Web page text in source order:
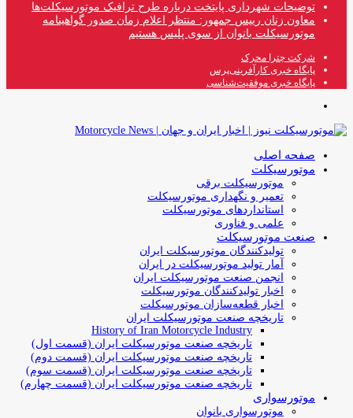
توضیحات شهرداری پایتخت درباره طرح ترافیک موتورسیکلت‌ها
معاون زنان رییس جمهور: منتظر اعلام زمان صدور گواهینامه
موتورسیکلت بانوان از سوی پلیس هستیم
شرکت چترا محرک
پایگاه خبری کارآفرینی‌پرس
پایگاه خبری موفقیت‌شناسی
صفحه اصلی
موتورسیکلت
موتورسیکلت برقی
تعمیر و نگهداری موتورسیکلت
استانداردهای موتورسیکلت
علمی و فناوری
صنعت موتورسیکلت
تولیدکنندگان موتورسیکلت ایران
آمار تولید موتورسیکلت در ایران
انجمن صنعت موتورسیکلت ایران
اخبار تولیدکنندگان موتورسیکلت
اخبار قطعه‌سازان موتورسیکلت
تاریخچه صنعت موتورسیکلت ایران
History of Iran Motorcycle Industry
تاریخچه صنعت موتورسیکلت ایران (قسمت اول)
تاریخچه صنعت موتورسیکلت ایران (قسمت دوم)
تاریخچه صنعت موتورسیکلت ایران (قسمت سوم)
تاریخچه صنعت موتورسیکلت ایران (قسمت چهارم)
موتورسواری
موتورسواری بانوان